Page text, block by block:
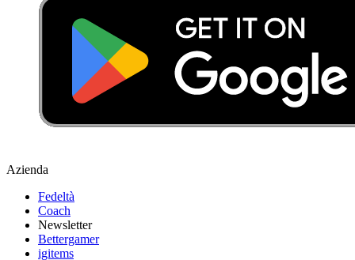
Azienda
Fedeltà
Coach
Newsletter
Bettergamer
igitems